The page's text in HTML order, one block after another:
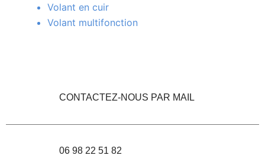
Volant en cuir
Volant multifonction
CONTACTEZ-NOUS PAR MAIL
06 98 22 51 82